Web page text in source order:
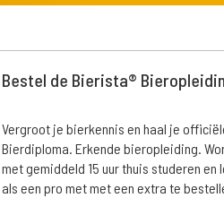
Bestel de Bierista®
Vergroot je bierkennis en haal je
Bierdiploma. Erkende bieropleiding.
met gemiddeld 15 uur thuis studeren en
als een pro met met een extra te